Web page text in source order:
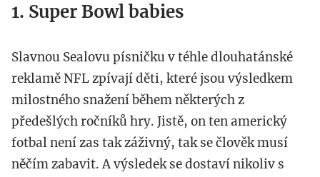
1. Super Bowl babies
Slavnou Sealovu písničku v téhle dlouhatánské
reklamě NFL zpívají děti, které jsou výsledkem
milostného snažení během některých z
předešlých ročníků hry. Jistě, on ten americký
fotbal není zas tak záživný, tak se člověk musí
něčím zabavit. A výsledek se dostaví nikoliv s